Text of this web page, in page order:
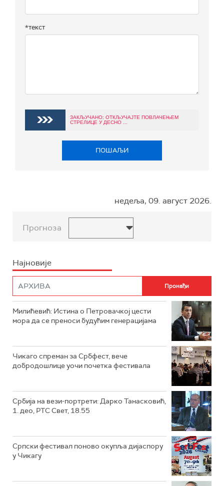
*текст
ЗАКЉУЧАНО: ОТКЉУЧАЈТЕ ПОВЛАЧЕЊЕМ
СТРЕЛИЦЕ У ДЕСНО ...
ПОШАЉИ
недеља, 09. август 2026.
Прогноза
Најновије
Милићевић: Истина о Петровачкој цести
мора да се преноси будућим генерацијама
Чикаго спреман за Србфест, вече
добродошлице уочи почетка фестивала
Србија на вези-портрети: Дарко Танасковић,
1. део, РТС Свет, 18.55
Српски фестивал поново окупља дијаспору
у Чикагу